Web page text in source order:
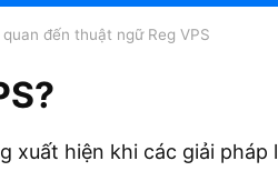
đến thuật ngữ Reg VPS
xuất hiện khi các giải pháp